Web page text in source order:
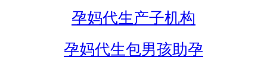
孕妈代生产子机构
孕妈代生包男孩助孕